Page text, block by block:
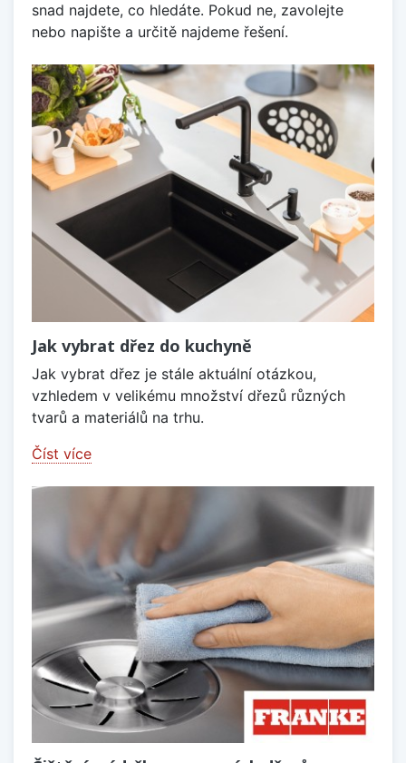
snad najdete, co hledáte. Pokud ne, zavolejte
nebo napište a určitě najdeme řešení.
Jak vybrat dřez do kuchyně
Jak vybrat dřez je stále aktuální otázkou,
vzhledem v velikému množství dřezů různých
tvarů a materiálů na trhu.
Číst více